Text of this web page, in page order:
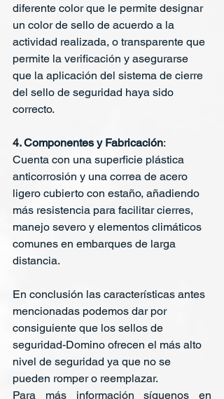
diferente color que le permite designar
un color de sello de acuerdo a la
actividad realizada, o transparente que
permite la verificación y asegurarse
que la aplicación del sistema de cierre
del sello de seguridad haya sido
correcto.
4. Componentes y Fabricación:
Cuenta con una superficie plástica
anticorrosión y una correa de acero
ligero cubierto con estaño, añadiendo
más resistencia para facilitar cierres,
manejo severo y elementos climáticos
comunes en embarques de larga
distancia.
En conclusión las características antes
mencionadas podemos dar por
consiguiente que los sellos de
seguridad-Domino ofrecen el más alto
nivel de seguridad ya que no se
pueden romper o reemplazar.
Para más información síguenos en